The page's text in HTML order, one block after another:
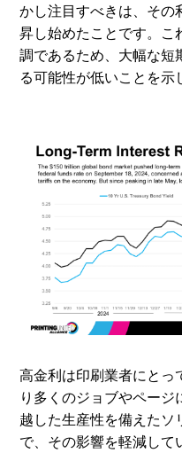
かし注目すべきは、その
昇し始めたことです。こ
調であるため、大幅な短
る可能性が低いことを示
高金利は印刷業者にとっ
り多くのジョブやペー
越した生産性を備えたソ
で、その影響を軽減して